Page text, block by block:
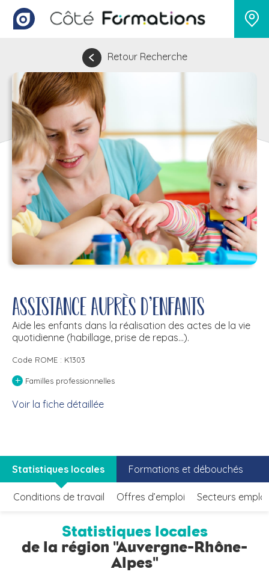
Retour Recherche
Assistance auprès d'enfants
Aide les enfants dans la réalisation des actes de la vie
quotidienne (habillage, prise de repas...).
Code ROME : K1303
+ Familles professionnelles
Voir la fiche détaillée
Statistiques locales Formations et débouchés
Conditions de travail Offres d’emploi Secteurs
Statistiques locales
de la région "Auvergne-Rhône-
Alpes"